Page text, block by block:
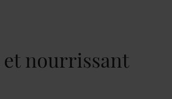
nourrissant